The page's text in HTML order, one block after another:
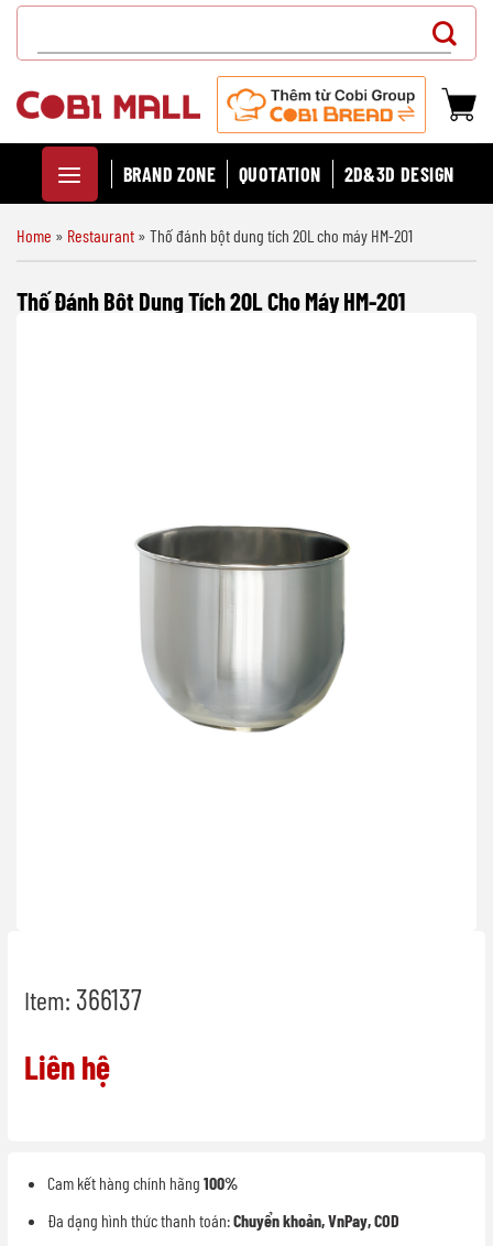
Chuyển
dung
for:
BRAND ZONE QUOTATION 2D&3D DESIGN
Home » Restaurant » Thố đánh bột dung tích 20L cho máy HM-201
Thố Đánh Bột Dung Tích 20L Cho Máy HM-201
Item: 366137
Liên hệ
Cam kết hàng chính hãng 100%
Đa dạng hình thức thanh toán:Chuyển khoản, VnPay, COD